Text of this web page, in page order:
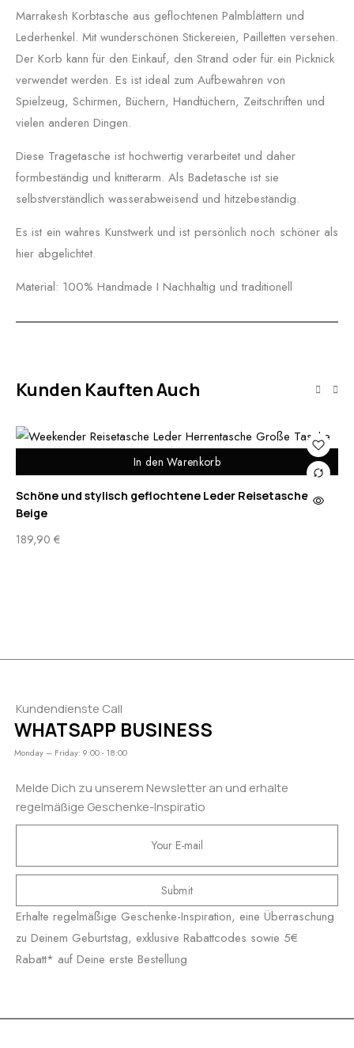
Marrakesh Korbtasche aus geflochtenen Palmblättern und
Lederhenkel. Mit wunderschönen Stickereien, Pailletten versehen.
Der Korb kann für den Einkauf, den Strand oder für ein Picknick
verwendet werden. Es ist ideal zum Aufbewahren von
Spielzeug, Schirmen, Büchern, Handtüchern, Zeitschriften und
vielen anderen Dingen.
Diese Tragetasche ist hochwertig verarbeitet und daher
formbeständig und knitterarm. Als Badetasche ist sie
selbstverständlich wasserabweisend und hitzebeständig.
Es ist ein wahres Kunstwerk und ist persönlich noch schöner als
hier abgelichtet.
Material: 100% Handmade I Nachhaltig und traditionell
Kunden Kauften Auch
In den Warenkorb
Schöne und stylisch geflochtene Leder Reisetasche
Beige
189,90 €
Kundendienste Call
WHATSAPP BUSINESS
Monday – Friday: 9:00 - 18:00
Melde Dich zu unserem Newsletter an und erhalte
regelmäßige Geschenke-Inspiratio
Submit
Erhalte regelmäßige Geschenke-Inspiration, eine Überraschung
zu Deinem Geburtstag, exklusive Rabattcodes sowie 5€
Rabatt* auf Deine erste Bestellung